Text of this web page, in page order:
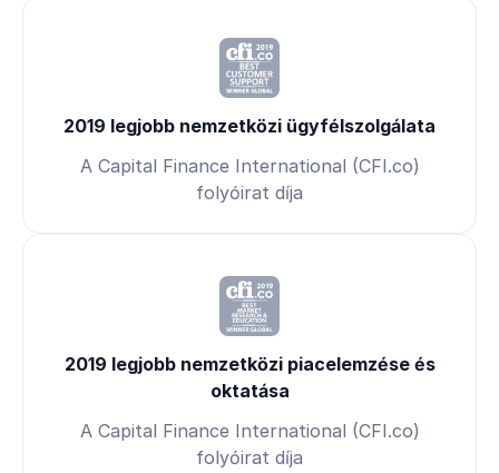
2019 legjobb nemzetközi ügyfélszolgálata
A Capital Finance International (CFI.co)
folyóirat díja
2019 legjobb nemzetközi piacelemzése és
oktatása
A Capital Finance International (CFI.co)
folyóirat díja